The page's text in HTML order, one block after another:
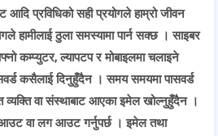
प्रविधिको सही प्रयोगले हाम्रो जीवन
हामीलाई ठुला समस्यामा पार्न सक्छ । साइबर
कम्प्युटर, ल्यापटप र मोबाइलमा चलाइने
कसैलाई दिनुहुँदैन । समय समयमा पासवर्ड
व्यक्ति वा संस्थाबाट आएका इमेल खोल्नुहुँदैन ।
वा लग आउट गर्नुपर्छ । इमेल तथा